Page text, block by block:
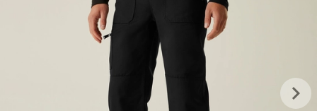
keyboard_arrow_right